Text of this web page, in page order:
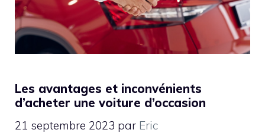
Les avantages et inconvénients
d’acheter une voiture d’occasion
21 septembre 2023 par Eric